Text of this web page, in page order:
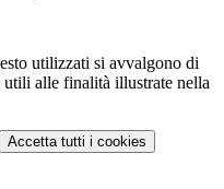
utilizzati si avvalgono di
utili alle finalità illustrate nella
Accetta tutti i cookies